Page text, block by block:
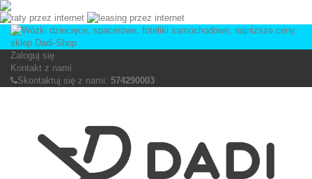
Zaloguj się
Kontakt z nami
Skontaktuj się z nami: 574290003